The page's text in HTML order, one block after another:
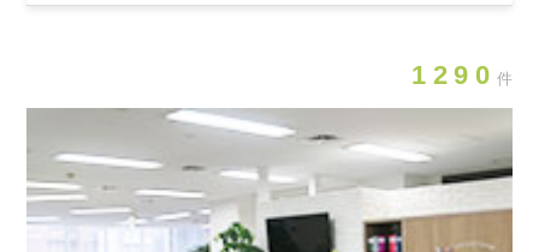
1290 件